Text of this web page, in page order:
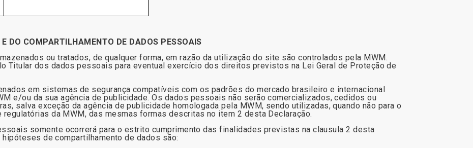
DO COMPARTILHAMENTO DE DADOS PESSOAIS
ou tratados, de qualquer forma, em razão da utilização do site são controlados pela MWM.
Titular dos dados pessoais para eventual exercício dos direitos previstos na Lei Geral de Proteção de
em sistemas de segurança compatíveis com os padrões do mercado brasileiro e internacional
e/ou da sua agência de publicidade. Os dados pessoais não serão comercializados, cedidos ou
salva exceção da agência de publicidade homologada pela MWM, sendo utilizadas, quando não para o
da MWM, das mesmas formas descritas no item 2 desta Declaração.
somente ocorrerá para o estrito cumprimento das finalidades previstas na clausula 2 desta
de compartilhamento de dados são: